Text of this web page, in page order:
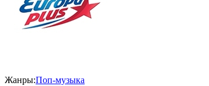
Жанры:Поп-музыка